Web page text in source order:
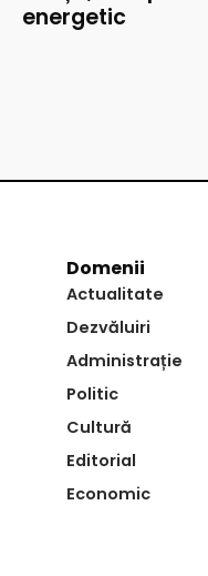
energetic
Domenii
Actualitate
Dezvăluiri
Administrație
Politic
Cultură
Editorial
Economic